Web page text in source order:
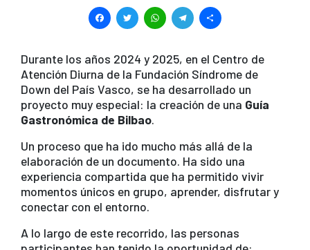
F
a
c
e
b
o
o
k
T
wi
tt
er
W
h
at
s
A
p
T
el
e
gr
a
ar
e
Durante los años 2024 y 2025, en el Centro de
Atención Diurna de la Fundación Síndrome de
Down del País Vasco, se ha desarrollado un
proyecto muy especial: la creación de una Guía
Gastronómica de Bilbao.
Un proceso que ha ido mucho más allá de la
elaboración de un documento. Ha sido una
experiencia compartida que ha permitido vivir
momentos únicos en grupo, aprender, disfrutar y
conectar con el entorno.
A lo largo de este recorrido, las personas